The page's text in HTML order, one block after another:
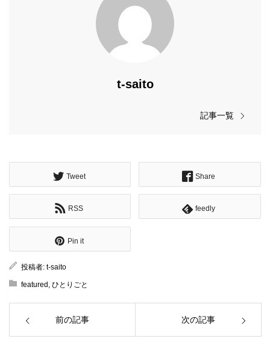
t-saito
記事一覧
Tweet Share
RSS feedly
Pin it
投稿者: t-saito
featured ひとりごと
前の記事 次の記事